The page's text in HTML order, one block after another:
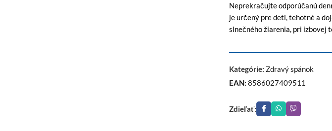
Neprekračujte odporúčanú
je určený pre deti, tehotné a
slnečného žiarenia, pri izbovej
Kategórie: Zdravý spánok
EAN: 8586027409511
Zdieľať: